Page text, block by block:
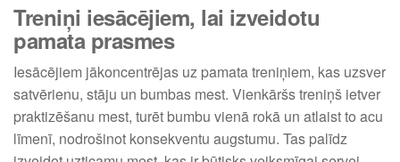
Treniņi iesācējiem, lai izveidotu
pamata prasmes
Iesācējiem jākoncentrējas uz pamata treniņiem, kas uzsver
satvērienu, stāju un bumbas mest. Vienkāršs treniņš ietver
praktizēšanu mest, turēt bumbu vienā rokā un atlaist to acu
līmenī, nodrošinot konsekventu augstumu. Tas palīdz